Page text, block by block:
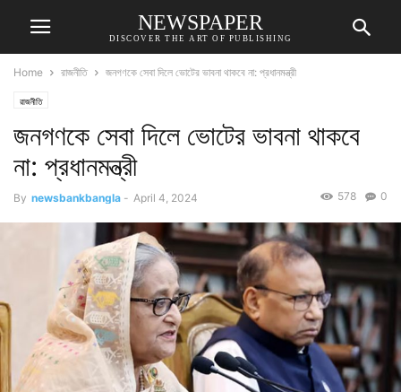
NEWSPAPER
DISCOVER THE ART OF PUBLISHING
Home রাজনীতি জনগণকে সেবা দিলে ভোটের ভাবনা থাকবে না: প্রধানমন্ত্রী
রাজনীতি
জনগণকে সেবা দিলে ভোটের ভাবনা থাকবে
না: প্রধানমন্ত্রী
By newsbankbangla - April 4, 2024 0
578